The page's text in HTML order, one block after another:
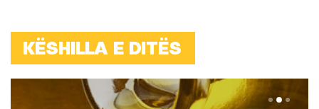
KËSHILLA E DITËS